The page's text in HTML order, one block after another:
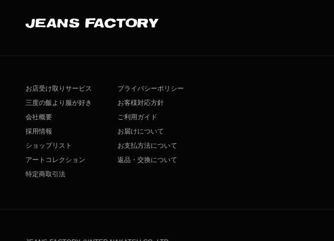
お店受け取りサービス
三度の飯より服が好き
会社概要
採用情報
ショップリスト
アートコレクション
特定商取引法
プライバシーポリシー
お客様対応方針
ご利用ガイド
お届けについて
お支払方法について
返品・交換について